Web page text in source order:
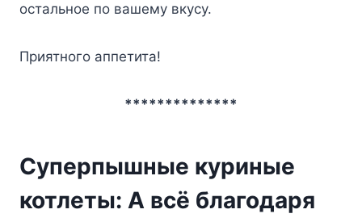
ocтaльнoe пo вaшeмy вкycy.
Пpиятнoгo aппeтитa!
**************
Суперпышные куриные
котлеты: А всё благодаря